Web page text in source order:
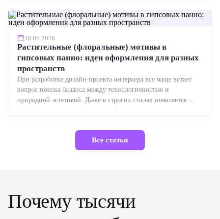
18.06.2026
Растительные (флоральные) мотивы в
гипсовых панно: идеи оформления для разных
пространств
При разработке дизайн-проекта интерьера все чаще встает
вопрос поиска баланса между технологичностью и
природной эстетикой. Даже в строгих стилях появляется ...
Все статьи
Почему тысячи